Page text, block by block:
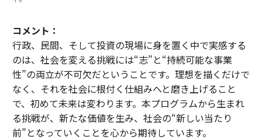
コメント：
行政、民間、そして投資の現場に身を置く中で実感する
のは、社会を変える挑戦には“志”と“持続可能な事業
性”の両立が不可欠だということです。理想を描くだけで
なく、それを社会に根付く仕組みへと磨き上げること
で、初めて未来は変わります。本プログラムから生まれ
る挑戦が、新たな価値を生み、社会の“新しい当たり
前”となっていくことを心から期待しています。